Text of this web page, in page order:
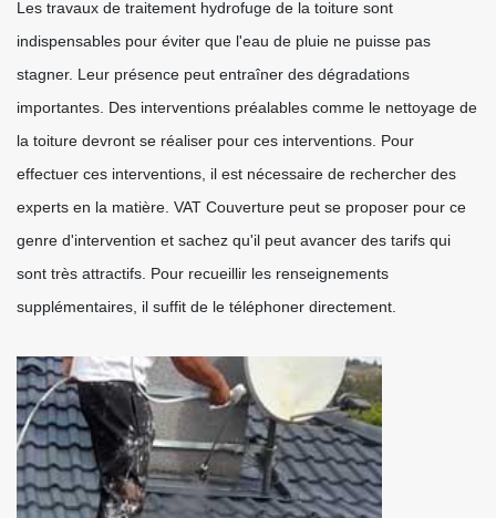
Les travaux de traitement hydrofuge de la toiture sont
indispensables pour éviter que l'eau de pluie ne puisse pas
stagner. Leur présence peut entraîner des dégradations
importantes. Des interventions préalables comme le nettoyage de
la toiture devront se réaliser pour ces interventions. Pour
effectuer ces interventions, il est nécessaire de rechercher des
experts en la matière. VAT Couverture peut se proposer pour ce
genre d'intervention et sachez qu'il peut avancer des tarifs qui
sont très attractifs. Pour recueillir les renseignements
supplémentaires, il suffit de le téléphoner directement.